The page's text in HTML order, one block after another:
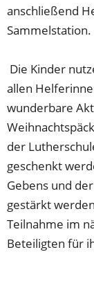
anschließend
Sammelstation.
Die Kinder
allen
wunderbare
der
geschenkt
Gebens und
gestärkt
Teilnahme im
Beteiligten für